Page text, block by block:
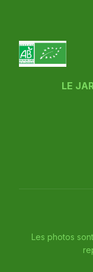
LE
Les photos